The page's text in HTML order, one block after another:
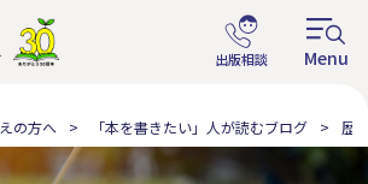
の方へ 「本を書きたい」人が読むブログ 歴